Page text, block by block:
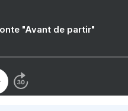
"Avant de partir"